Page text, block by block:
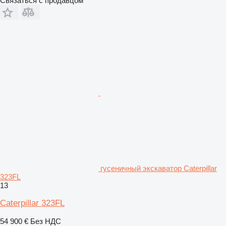
гусеничный экскаватор Caterpillar
323FL
13
Caterpillar 323FL
54 900 € Без НДС